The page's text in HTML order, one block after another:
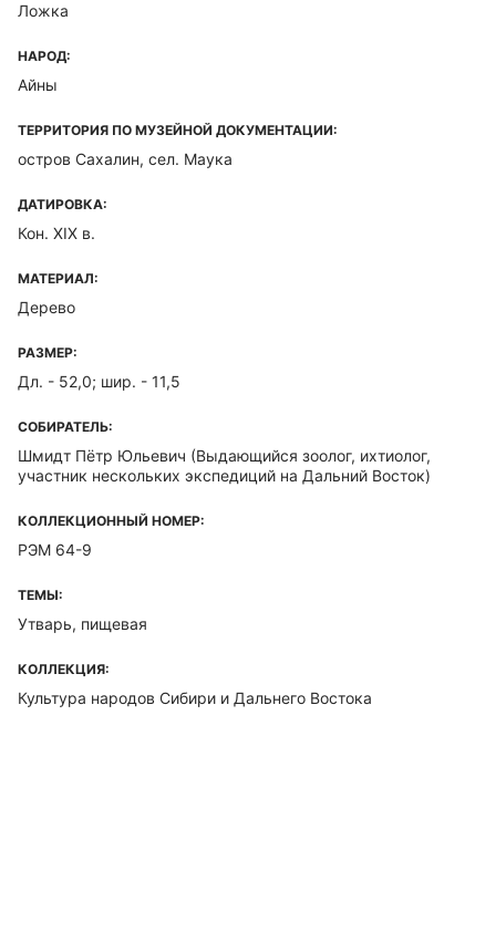
Ложка
НАРОД:
Айны
ТЕРРИТОРИЯ ПО МУЗЕЙНОЙ ДОКУМЕНТАЦИИ:
остров Сахалин, сел. Маука
ДАТИРОВКА:
Кон. XIX в.
МАТЕРИАЛ:
Дерево
РАЗМЕР:
Дл. - 52,0; шир. - 11,5
СОБИРАТЕЛЬ:
Шмидт Пётр Юльевич (Выдающийся зоолог, ихтиолог,
участник нескольких экспедиций на Дальний Восток)
КОЛЛЕКЦИОННЫЙ НОМЕР:
РЭМ 64-9
ТЕМЫ:
Утварь, пищевая
КОЛЛЕКЦИЯ:
Культура народов Сибири и Дальнего Востока